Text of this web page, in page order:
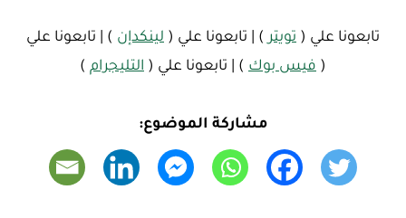
تابعونا علي ( تويتر ) | تابعونا علي ( لينكدإن ) | تابعونا علي
( فيس بوك ) | تابعونا علي ( التليجرام )
مشاركة الموضوع: